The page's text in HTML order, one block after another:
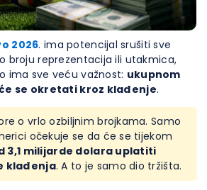
2026. ima potencijal srušiti sve
broju reprezentacija ili utakmica,
ima sve veću važnost: ukupnom
se okretati kroz klađenje.
o vrlo ozbiljnim brojkama. Samo
očekuje se da će se tijekom
3,1 milijarde dolara uplatiti
klađenja. A to je samo dio tržišta.